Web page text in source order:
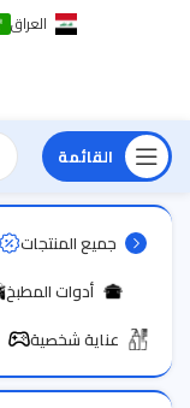
العراق
القائمة
جميع المنتجات
أدوات المطبخ
عناية شخصية